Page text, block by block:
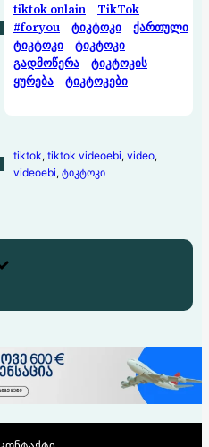
tiktok onlain
TikTok
#foryou
ტიკტოკი
ქართული
ტიკტოკი
ტიკტოკი
გადმოწერა
ტიკტოკის
ყურება
ტიკტოკები
tiktok, tiktok videoebi, video
videoebi, ტიკტოკი